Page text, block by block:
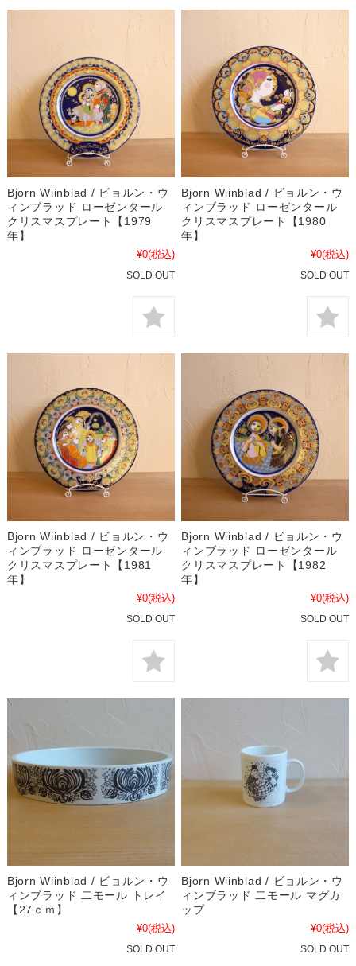
Bjorn Wiinblad / ビョルン・ウ
ィンブラッド ローゼンタール
クリスマスプレート【1979
年】
¥0(税込)
SOLD OUT
Bjorn Wiinblad / ビョルン・ウ
ィンブラッド ローゼンタール
クリスマスプレート【1980
年】
¥0(税込)
SOLD OUT
Bjorn Wiinblad / ビョルン・ウ
ィンブラッド ローゼンタール
クリスマスプレート【1981
年】
¥0(税込)
SOLD OUT
Bjorn Wiinblad / ビョルン・ウ
ィンブラッド ローゼンタール
クリスマスプレート【1982
年】
¥0(税込)
SOLD OUT
Bjorn Wiinblad / ビョルン・ウ
ィンブラッド 二モール トレイ
【27ｃｍ】
¥0(税込)
SOLD OUT
Bjorn Wiinblad / ビョルン・ウ
ィンブラッド 二モール マグカ
ップ
¥0(税込)
SOLD OUT